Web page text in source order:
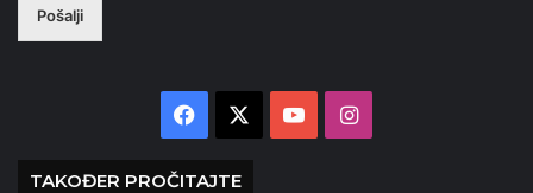
Pošalji
Facebook YouTubeInstagram
TAKOĐER PROČITAJTE